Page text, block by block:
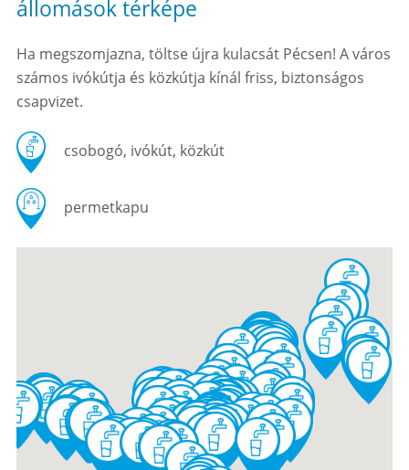
állomások térképe
Ha megszomjazna, töltse újra kulacsát Pécsen! A város
számos ivókútja és közkútja kínál friss, biztonságos
csapvizet.
csobogó, ivókút, közkút
permetkapu